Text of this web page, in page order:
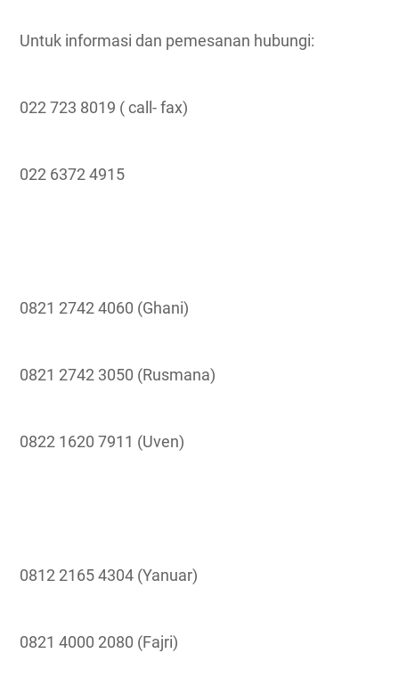
Untuk informasi dan pemesanan hubungi:
022 723 8019 ( call- fax)
022 6372 4915
0821 2742 4060 (Ghani)
0821 2742 3050 (Rusmana)
0822 1620 7911 (Uven)
0812 2165 4304 (Yanuar)
0821 4000 2080 (Fajri)